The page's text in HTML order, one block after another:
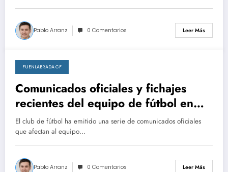
Pablo Arranz 0 Comentarios Leer Más
febrero 26, 2026
FUENLABRADA CF
Comunicados oficiales y fichajes
recientes del equipo de fútbol en
febrero de 2026.
El club de fútbol ha emitido una serie de comunicados oficiales
que afectan al equipo…
Pablo Arranz 0 Comentarios Leer Más